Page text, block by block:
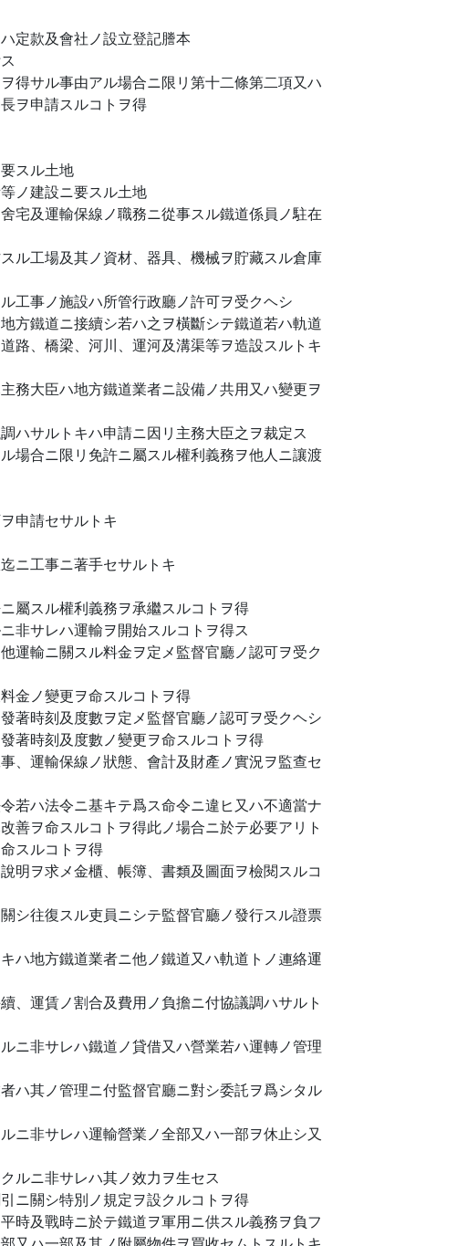
定款及會社ノ設立登記謄本
得サル事由アル場合ニ限リ第十二條第二項又ハ
ヲ申請スルコトヲ得
スル土地
ノ建設ニ要スル土地
宅及運輸保線ノ職務ニ從事スル鐵道係員ノ駐在
ル工場及其ノ資材、器具、機械ヲ貯藏スル倉庫
工事ノ施設ハ所管行政廳ノ許可ヲ受クヘシ
方鐵道ニ接續シ若ハ之ヲ橫斷シテ鐵道若ハ軌道
路、橋梁、河川、運河及溝渠等ヲ造設スルトキ
務大臣ハ地方鐵道業者ニ設備ノ共用又ハ變更ヲ
ハサルトキハ申請ニ因リ主務大臣之ヲ裁定ス
場合ニ限リ免許ニ屬スル權利義務ヲ他人ニ讓渡
申請セサルトキ
ニ工事ニ著手セサルトキ
屬スル權利義務ヲ承繼スルコトヲ得
非サレハ運輸ヲ開始スルコトヲ得ス
運輸ニ關スル料金ヲ定メ監督官廳ノ認可ヲ受ク
金ノ變更ヲ命スルコトヲ得
著時刻及度數ヲ定メ監督官廳ノ認可ヲ受クヘシ
著時刻及度數ノ變更ヲ命スルコトヲ得
、運輸保線ノ狀態、會計及財產ノ實況ヲ監查セ
若ハ法令ニ基キテ爲ス命令ニ違ヒ又ハ不適當ナ
善ヲ命スルコトヲ得此ノ場合ニ於テ必要アリト
スルコトヲ得
明ヲ求メ金櫃、帳簿、書類及圖面ヲ檢閱スルコ
シ往復スル吏員ニシテ監督官廳ノ發行スル證票
ハ地方鐵道業者ニ他ノ鐵道又ハ軌道トノ連絡運
、運賃ノ割合及費用ノ負擔ニ付協議調ハサルト
ニ非サレハ鐵道ノ貸借又ハ營業若ハ運轉ノ管理
ハ其ノ管理ニ付監督官廳ニ對シ委託ヲ爲シタル
ニ非サレハ運輸營業ノ全部又ハ一部ヲ休止シ又
ルニ非サレハ其ノ效力ヲ生セス
ニ關シ特別ノ規定ヲ設クルコトヲ得
時及戰時ニ於テ鐵道ヲ軍用ニ供スル義務ヲ負フ